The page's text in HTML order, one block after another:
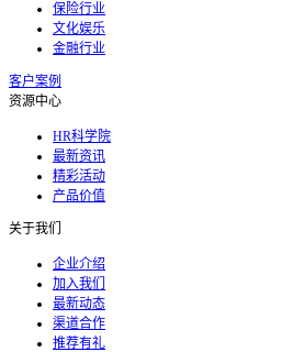
保险行业
文化娱乐
金融行业
客户案例
资源中心
HR科学院
最新资讯
精彩活动
产品价值
关于我们
企业介绍
加入我们
最新动态
渠道合作
推荐有礼